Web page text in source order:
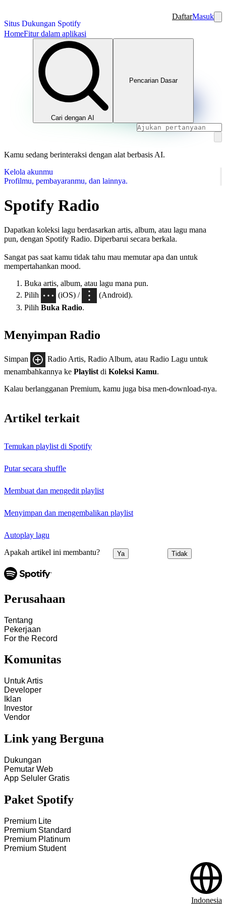
Situs Dukungan Spotify
DaftarMasuk
HomeFitur dalam aplikasi
Cari dengan AI
Pencarian Dasar
Kamu sedang berinteraksi dengan alat berbasis AI.
Kelola akunmu
Profilmu, pembayaranmu, dan lainnya.
Spotify Radio
Dapatkan koleksi lagu berdasarkan artis, album, atau lagu mana
pun, dengan Spotify Radio. Diperbarui secara berkala.
Sangat pas saat kamu tidak tahu mau memutar apa dan untuk
mempertahankan mood.
Buka artis, album, atau lagu mana pun.
Pilih
(iOS) /
(Android).
Pilih Buka Radio.
Menyimpan Radio
Simpan
Radio Artis, Radio Album, atau Radio Lagu untuk
menambahkannya ke Playlist di Koleksi Kamu.
Kalau berlangganan Premium, kamu juga bisa men-download-nya.
Artikel terkait
Temukan playlist di Spotify
Putar secara shuffle
Membuat dan mengedit playlist
Menyimpan dan mengembalikan playlist
Autoplay lagu
Apakah artikel ini membantu? Ya Tidak
Perusahaan
Tentang
Pekerjaan
For the Record
Komunitas
Untuk Artis
Developer
Iklan
Investor
Vendor
Link yang Berguna
Dukungan
Pemutar Web
App Seluler Gratis
Paket Spotify
Premium Lite
Premium Standard
Premium Platinum
Premium Student
Indonesia